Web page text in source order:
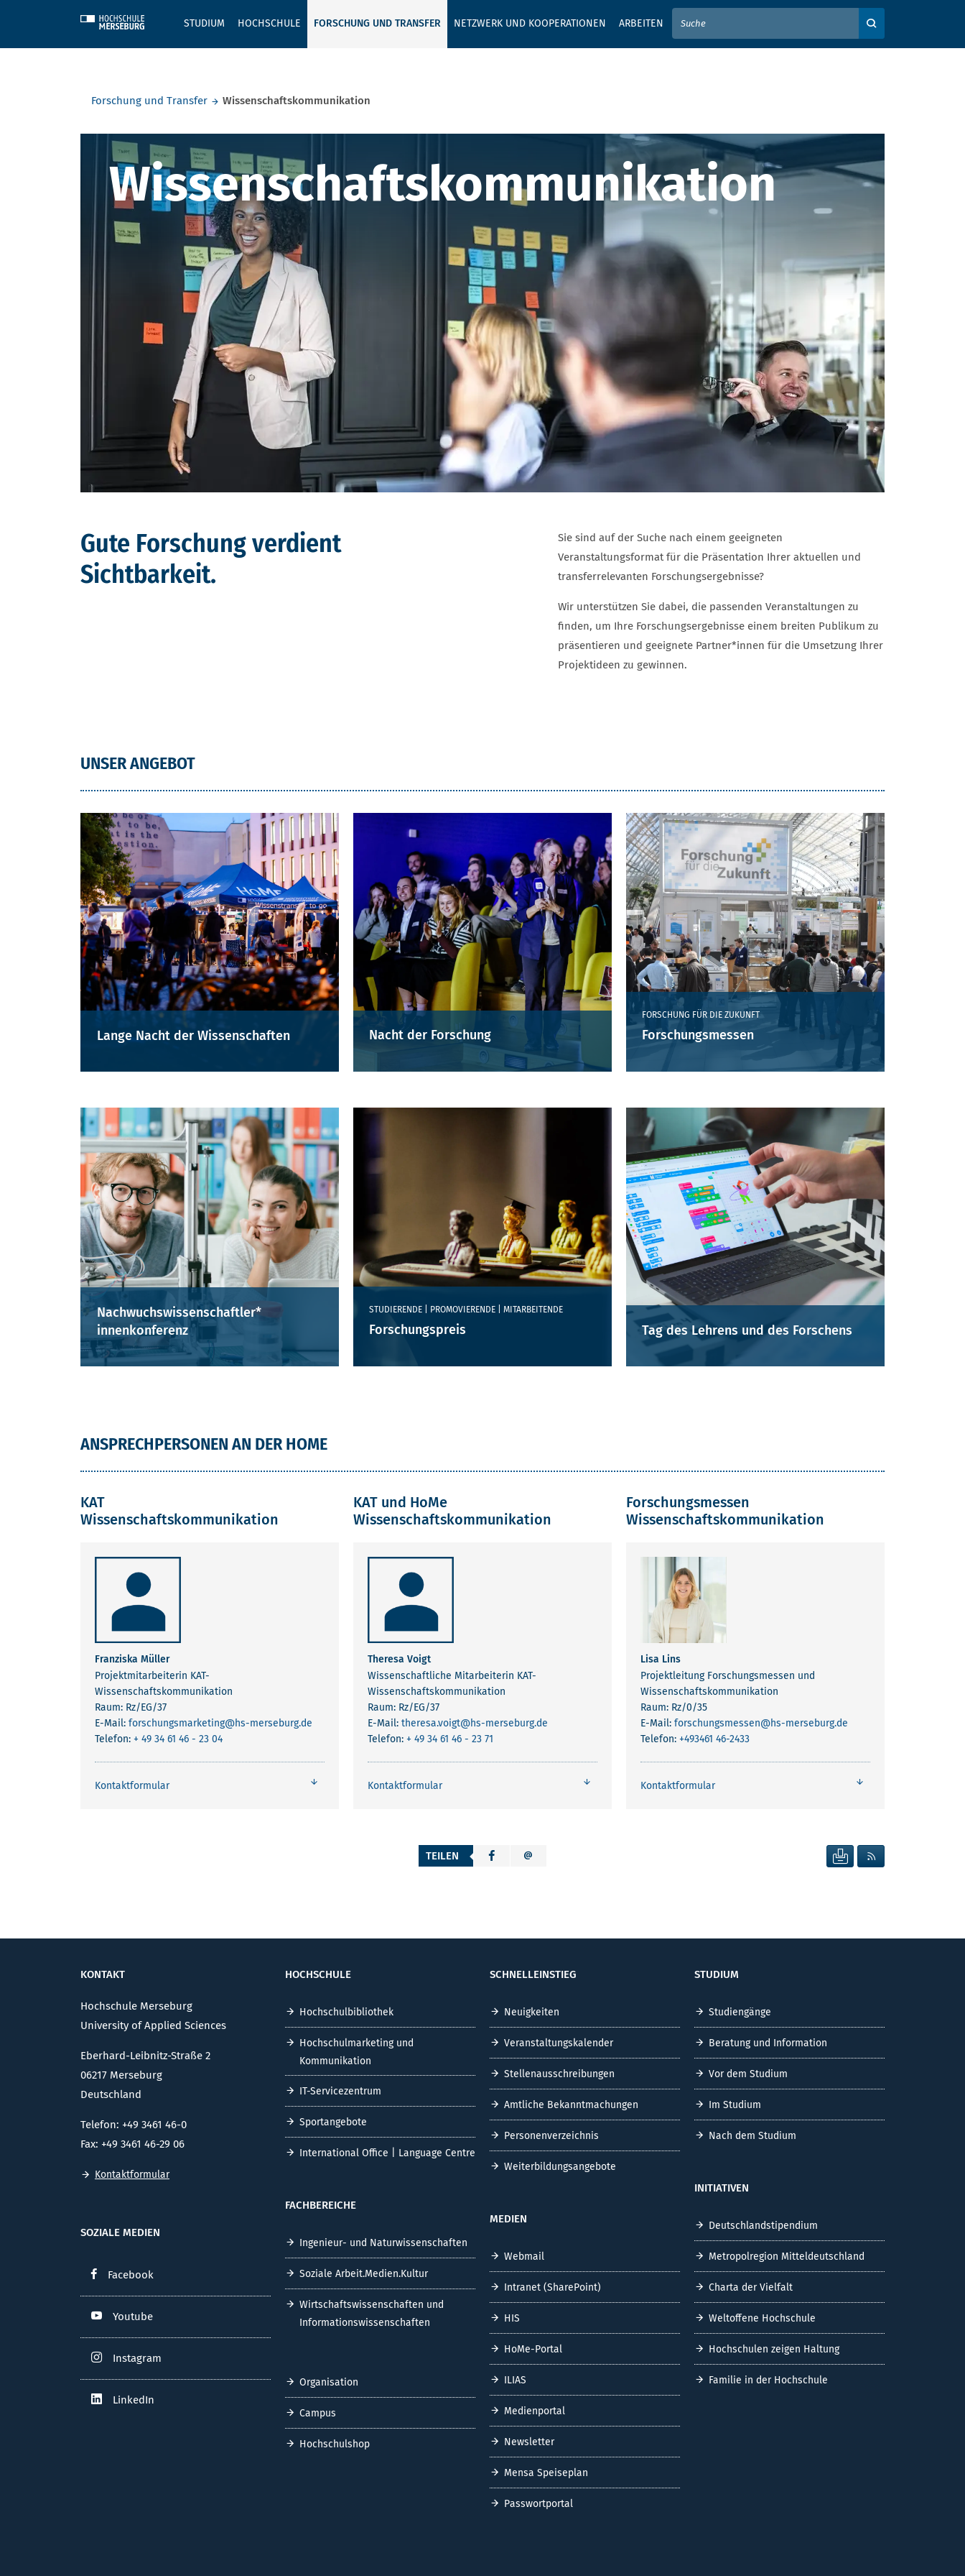
STUDIUM HOCHSCHULE FORSCHUNG UND TRANSFER NETZWERK UND KOOPERATIONEN ARBEITEN
GEBEN SIE HIER IHREN SUCHBEGRIFF EIN
Forschung und Transfer
Wissenschaftskommunikation
Wissenschaftskommunikation
Wissenschaftskommunikation
Gute Forschung verdient
Sichtbarkeit.
Sie sind auf der Suche nach einem geeigneten
Veranstaltungsformat für die Präsentation Ihrer aktuellen und
transferrelevanten Forschungsergebnisse?
Wir unterstützen Sie dabei, die passenden Veranstaltungen zu
finden, um Ihre Forschungsergebnisse einem breiten Publikum zu
präsentieren und geeignete Partner*innen für die Umsetzung Ihrer
Projektideen zu gewinnen.
UNSER ANGEBOT
Lange Nacht der Wissenschaften
Nachwuchswissenschaftler*
innenkonferenz
Nacht der Forschung
STUDIERENDE | PROMOVIERENDE | MITARBEITENDE
Forschungspreis
FORSCHUNG FÜR DIE ZUKUNFT
Forschungsmessen
Tag des Lehrens und des Forschens
ANSPRECHPERSONEN AN DER HOME
KAT
Wissenschaftskommunikation
Franziska Müller
Projektmitarbeiterin KAT-
Wissenschaftskommunikation
Raum: Rz/EG/37
E-Mail: forschungsmarketing@hs-merseburg.de
Telefon: + 49 34 61 46 - 23 04
Kontaktformular
KAT und HoMe
Wissenschaftskommunikation
Theresa Voigt
Wissenschaftliche Mitarbeiterin KAT-
Wissenschaftskommunikation
Raum: Rz/EG/37
E-Mail: theresa.voigt@hs-merseburg.de
Telefon: + 49 34 61 46 - 23 71
Kontaktformular
Forschungsmessen
Wissenschaftskommunikation
Lisa Lins
Projektleitung Forschungsmessen und
Wissenschaftskommunikation
Raum: Rz/0/35
E-Mail: forschungsmessen@hs-merseburg.de
Telefon: +493461 46-2433
Kontaktformular
TEILEN SEITE DRUCKEN
KONTAKT
Hochschule Merseburg
University of Applied Sciences
Eberhard-Leibnitz-Straße 2
06217 Merseburg
Deutschland
Telefon: +49 3461 46-0
Fax: +49 3461 46-29 06
Kontaktformular
SOZIALE MEDIEN
Facebook
Youtube
Instagram
LinkedIn
HOCHSCHULE
Hochschulbibliothek
Hochschulmarketing und
Kommunikation
IT-Servicezentrum
Sportangebote
International Office | Language Centre
FACHBEREICHE
Ingenieur- und Naturwissenschaften
Soziale Arbeit.Medien.Kultur
Wirtschaftswissenschaften und
Informationswissenschaften
Organisation
Campus
Hochschulshop
SCHNELLEINSTIEG
Neuigkeiten
Veranstaltungskalender
Stellenausschreibungen
Amtliche Bekanntmachungen
Personenverzeichnis
Weiterbildungsangebote
MEDIEN
Webmail
Intranet (SharePoint)
HIS
HoMe-Portal
ILIAS
Medienportal
Newsletter
Mensa Speiseplan
Passwortportal
STUDIUM
Studiengänge
Beratung und Information
Vor dem Studium
Im Studium
Nach dem Studium
INITIATIVEN
Deutschlandstipendium
Metropolregion Mitteldeutschland
Charta der Vielfalt
Weltoffene Hochschule
Hochschulen zeigen Haltung
Familie in der Hochschule